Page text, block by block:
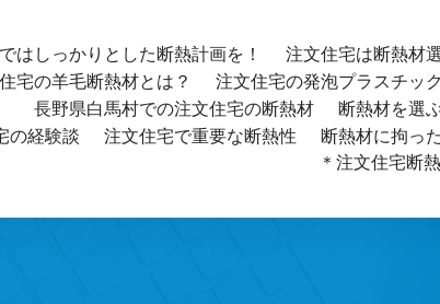
はしっかりとした断熱計画を！
注文住宅は断熱材
宅の羊毛断熱材とは？
注文住宅の発泡プラスチッ
長野県白馬村での注文住宅の断熱材
断熱材を選
の経験談
注文住宅で重要な断熱性
断熱材に拘っ
＊注文住宅断